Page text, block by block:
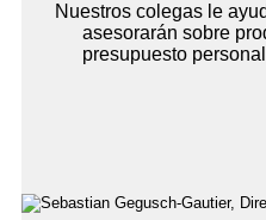
Nuestros colegas le
asesorarán sobre
presupuesto